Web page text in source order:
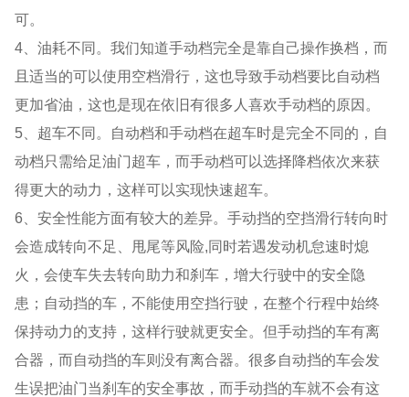
可。
4、油耗不同。我们知道手动档完全是靠自己操作换档，而
且适当的可以使用空档滑行，这也导致手动档要比自动档
更加省油，这也是现在依旧有很多人喜欢手动档的原因。
5、超车不同。自动档和手动档在超车时是完全不同的，自
动档只需给足油门超车，而手动档可以选择降档依次来获
得更大的动力，这样可以实现快速超车。
6、安全性能方面有较大的差异。手动挡的空挡滑行转向时
会造成转向不足、甩尾等风险,同时若遇发动机怠速时熄
火，会使车失去转向助力和刹车，增大行驶中的安全隐
患；自动挡的车，不能使用空挡行驶，在整个行程中始终
保持动力的支持，这样行驶就更安全。但手动挡的车有离
合器，而自动挡的车则没有离合器。很多自动挡的车会发
生误把油门当刹车的安全事故，而手动挡的车就不会有这